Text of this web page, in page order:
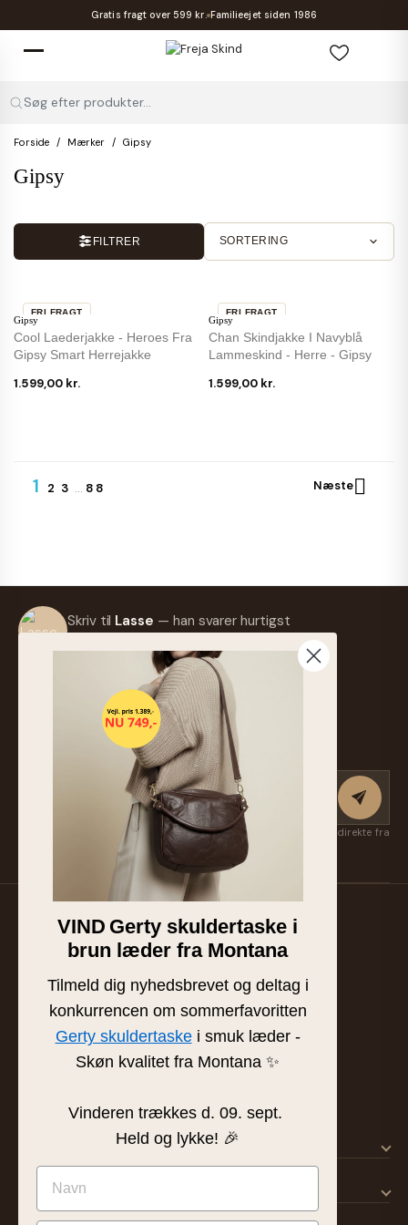
Gratis fragt over 599 kr. Familieejet siden 1986
Søg efter produkter...
Forside Mærker Gipsy
Gipsy
FILTRER SORTERING
Gipsy
Cool Laederjakke - Heroes Fra
Gipsy Smart Herrejakke
1.599,00 kr.
FRI FRAGT
Gipsy
Chan Skindjakke I Navyblå
Lammeskind - Herre - Gipsy
1.599,00 kr.
FRI FRAGT
1 2 3 … 88 Næste
Skriv til Lasse — han svarer hurtigst
info@frejaskind.dk
Retur eller ombytning
Tilmeld nyhedsbrev
Få nye kollektioner, eksklusive favoritter og inspiration først — direkte fra
Suzan & Lasse. Afmeld når som helst.
Familieejet læder- og skindbutik fra Silkeborg. Hånd-
plukket læder af højeste kvalitet siden 1986.
BUTIK & SHOWROOM
Tværgade 8 · 8600 Silkeborg
info@frejaskind.dk
CVR 12409036
KUNDESERVICE
VIND Gerty skuldertaske i
brun læder fra Montana
Tilmeld dig nyhedsbrevet og deltag i
konkurrencen om sommerfavoritten
Gerty skuldertaskei smuk læder -
Skøn kvalitet fra Montana ✨
Vinderen trækkes d. 09. sept.
Held og lykke! 🎉